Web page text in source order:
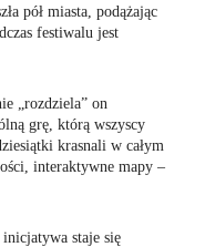
pół miasta, podążając
festiwalu jest
„rozdziela” on
grę, którą wszyscy
krasnali w całym
interaktywne mapy –
staje się